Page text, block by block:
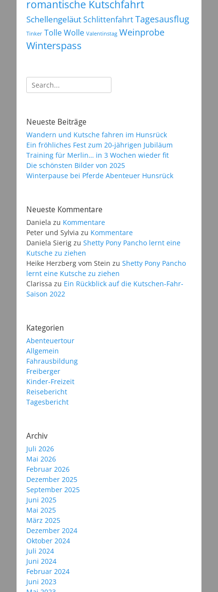
romantische Kutschfahrt
SchellengeläutSchlittenfahrtTagesausflug
Tinker Tolle Wolle Valentinstag Weinprobe
Winterspass
Suchen
nach:
Neueste Beiträge
Wandern und Kutsche fahren im Hunsrück
Ein fröhliches Fest zum 20-jährigen Jubiläum
Training für Merlin… in 3 Wochen wieder fit
Die schönsten Bilder von 2025
Winterpause bei Pferde Abenteuer Hunsrück
Neueste Kommentare
Daniela zu Kommentare
Peter und Sylvia zu Kommentare
Daniela Sierig zu Shetty Pony Pancho lernt eine
Kutsche zu ziehen
Heike Herzberg vom Stein zu Shetty Pony Pancho
lernt eine Kutsche zu ziehen
Clarissa zu Ein Rückblick auf die Kutschen-Fahr-
Saison 2022
Kategorien
Abenteuertour
Allgemein
Fahrausbildung
Freiberger
Kinder-Freizeit
Reisebericht
Tagesbericht
Archiv
Juli 2026
Mai 2026
Februar 2026
Dezember 2025
September 2025
Juni 2025
Mai 2025
März 2025
Dezember 2024
Oktober 2024
Juli 2024
Juni 2024
Februar 2024
Juni 2023